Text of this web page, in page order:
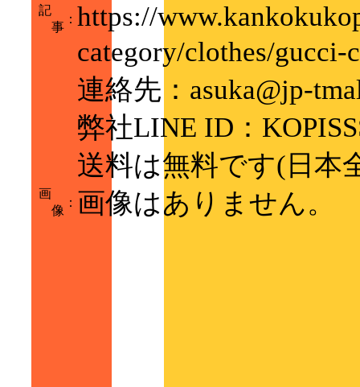
記
事
： https://
category/clothes/
連絡先：asuka@jp-
弊社LINE ID：
送料は無料です(日本
画
像
： 画像はありません。